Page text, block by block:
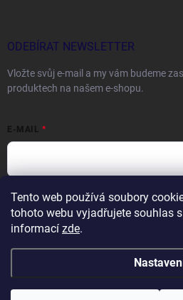
Tento web používá soubory
tohoto webu vyjadřujete souhlas
informací zde.
ODEBÍRAT NEWSLETTER
Vložte svůj e-mail a my vám budeme
produktech na našem e-shopu.
E-MAIL
Vložením e-mailu souhlasíte s
Přihlásit se
Copyright 2026DOCTORFISHING.CZ.